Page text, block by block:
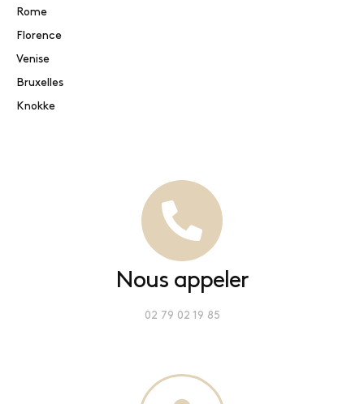
Rome
Florence
Venise
Bruxelles
Knokke
Nous appeler
02 79 02 19 85